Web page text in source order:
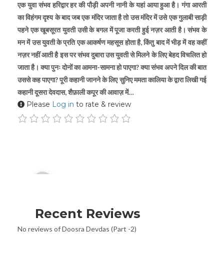
एक युवा संभव हरिद्वार हर की पौड़ी अपनी नानी के यहां आया हुआ है। गंगा आरती
का विहंगम दृश्य के बाद जब एक मंदिर जाता है तो उस मंदिर में उसे एक गुलाबी साड़ी
पहने एक खूबसूरत युवती उसी के बगल में पूजा करती हुई नज़र आती है। संभव के
मन में उस युवती के प्रति एक आकर्षण महसूस होता है, किंतु बाद में भीड़ में वह कहीं
नज़र नहीं आती है इस पर संभव दुबारा उस युवती से मिलने के लिए बेहद विचलित हो
जाता है। क्या पुनः दोनों का आमना-सामना हो पाएगा? क्या संभव अपने दिल की बात
उससे कह पाएगा? पूरी कहानी जानने के लिए सुनिए ममता कालिया के द्वारा लिखी गई
कहानी दूसरा देवदास, शैफ़ाली कपूर की आवाज़ में…
Please Log in to rate & review
Player
Recent Reviews
No reviews of Doosra Devdas (Part -2)